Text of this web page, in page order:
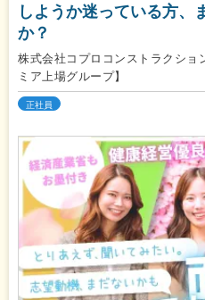
しようか迷っている方、
か？
株式会社コプロコンストラクショ
ミア上場グループ】
正社員